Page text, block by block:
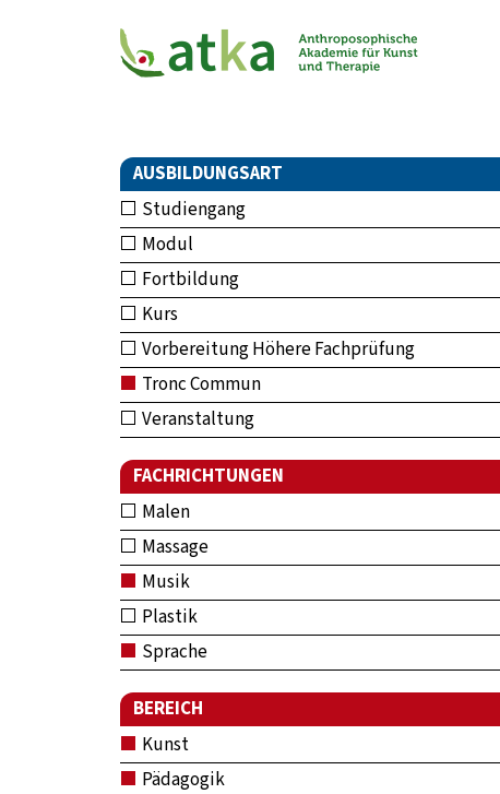
AUSBILDUNGSART
Studiengang
Modul
Fortbildung
Kurs
Vorbereitung Höhere Fachprüfung
Tronc Commun
Veranstaltung
FACHRICHTUNGEN
Malen
Massage
Musik
Plastik
Sprache
BEREICH
Kunst
Pädagogik